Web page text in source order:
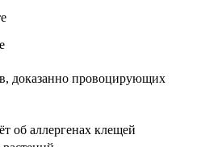
доказанно провоцирующих
об аллергенах клещей